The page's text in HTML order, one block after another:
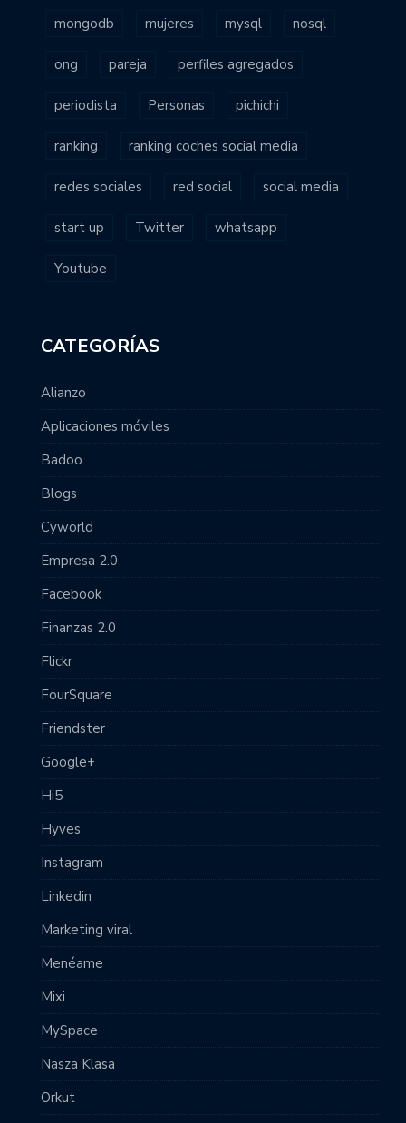
mongodb mujeres mysql nosql
ong pareja perfiles agregados
periodista Personas pichichi
ranking ranking coches social media
redes sociales red social social media
start up Twitter whatsapp
Youtube
CATEGORÍAS
Alianzo
Aplicaciones móviles
Badoo
Blogs
Cyworld
Empresa 2.0
Facebook
Finanzas 2.0
Flickr
FourSquare
Friendster
Google+
Hi5
Hyves
Instagram
Linkedin
Marketing viral
Menéame
Mixi
MySpace
Nasza Klasa
Orkut